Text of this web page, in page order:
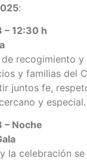
:
– 12:30 h
recogimiento y
y familias del
juntos fe,
y especial.
– Noche
la celebración